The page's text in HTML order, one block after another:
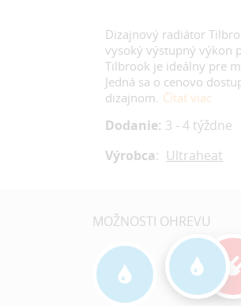
Dizajnový radiátor
vysoký výstupný výkon
Tilbrook je ideálny pre
Jedná sa o cenovo
dizajnom. Čítať viac
Dodanie: 3 - 4 týždne
Výrobca: Ultraheat
MOŽNOSTI OHREVU